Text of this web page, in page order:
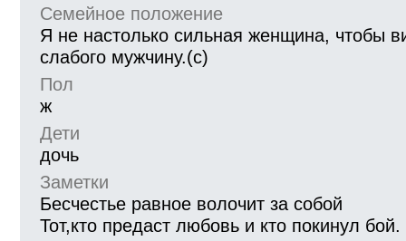
Семейное положение
Я не настолько сильная женщина, чтобы
слабого мужчину.(с)
Пол
ж
Дети
дочь
Заметки
Бесчестье равное волочит за собой
Тот,кто предаст любовь и кто покинул